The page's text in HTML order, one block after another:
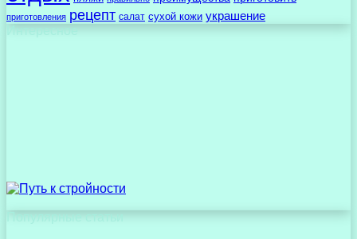
приготовления рецепт салат сухой кожи украшение